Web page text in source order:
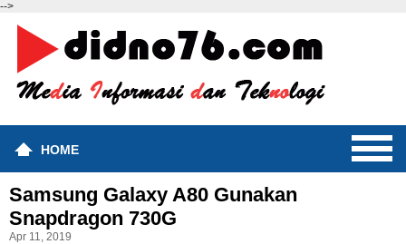
-->
HOME
Samsung Galaxy A80 Gunakan
Snapdragon 730G
Apr 11, 2019